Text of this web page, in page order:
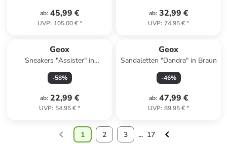
ab: 45,99 €
UVP: 105,00 €*
ab: 32,99 €
UVP: 74,95 €*
Geox
Sneakers "Assister" in
Dunkelblau
-58%
ab: 22,99 €
UVP: 54,95 €*
Geox
Sandaletten "Dandra" in Braun
-46%
ab: 47,99 €
UVP: 89,95 €*
1 2 3 ... 17